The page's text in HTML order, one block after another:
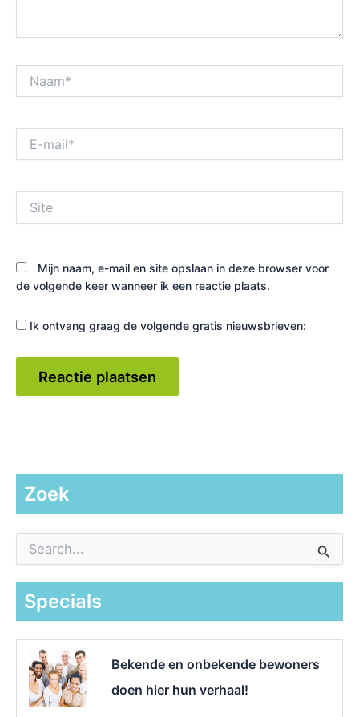
mail*
Mijn naam, e-mail en site opslaan in deze browser voor
de volgende keer wanneer ik een reactie plaats.
Ik ontvang graag de volgende gratis nieuwsbrieven:
Zoek
a
Specials
Bekende en onbekende bewoners
doen hier hun verhaal!